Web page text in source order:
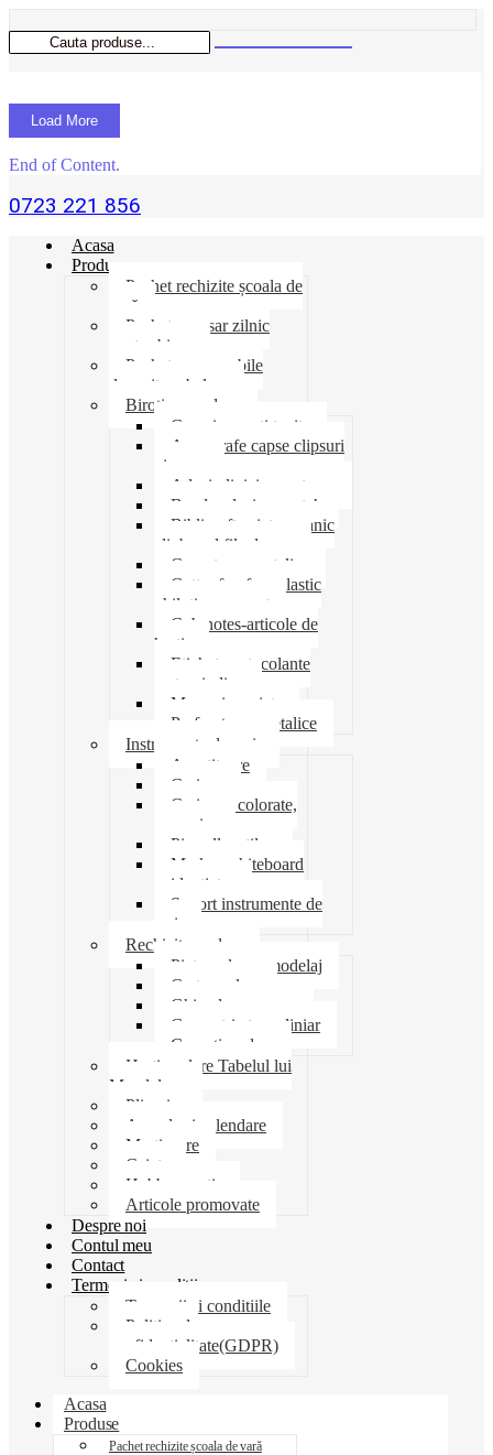
Load More
End of Content.
0723 221 856
Acasa
Produse
Pachet rechizite școala de
vară
Pachet necesar zilnic
pentru birou
Pachet consumabile
depozit-ambalare
Birotica-produse
Cosuri suporti tavite
Ace agrafe capse clipsuri
pioneze
Adeziv lipici corectoare
Banda adeziva-scotch
Biblioraft caiet mecanic
clipboard file dosare
Capsatoare metalice
Cutter foarfeca elastic
ghilotina magnet
Cub notes-articole de
hartie
Etichete autocolante
carton indigo
Mape si serviete
Perforatoare metalice
Instrumente de scris
Ascutitoare
Carioca
Creioane colorate,
mecanice
Pix roller stilou
Marker whiteboard
evidentiator
Suport instrumente de
scris
Rechizite scolare
Pictura desen modelaj
Creta scolara
Ghiozdane penare
Geometrie trusa liniar
Coperti scolare
Harti scolare Tabelul lui
Mendeleev
Plicuri
Agende si calendare
Martisoare
Caiete
Hobby creatie
Articole promovate
Despre noi
Contul meu
Contact
Termeni si conditii
Termenii si conditiile
Politica de
confidentialitate(GDPR)
Cookies
Acasa
Produse
Pachet rechizite școala de vară